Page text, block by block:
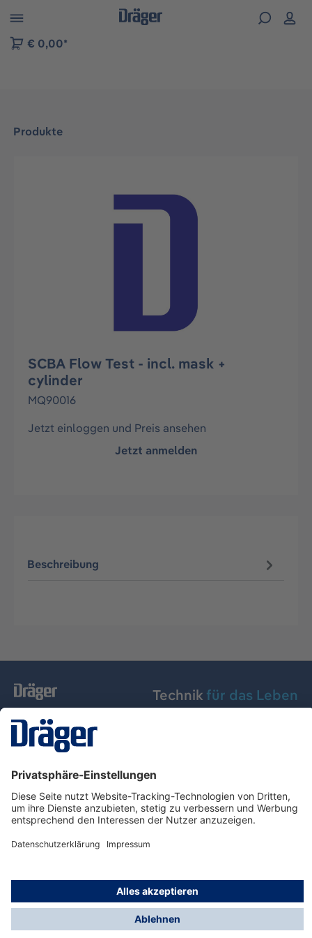
der B2B-Plattform springen
€ 0,00*
Produkte
Bildergalerie überspringen
SCBA Flow Test - incl. mask +
cylinder
MQ90016
Jetzt einloggen und Preis ansehen
Jetzt anmelden
Beschreibung
Technik für das Leben
Dräger Austria GmbH
Über Dräger
Informationen
© Dräger Austria GmbH, 2024
* Alle Preise exkl. gesetzl. Mehrwertsteuer zzgl.
Versandkosten und ggf. Nachnahmegebühren, wenn